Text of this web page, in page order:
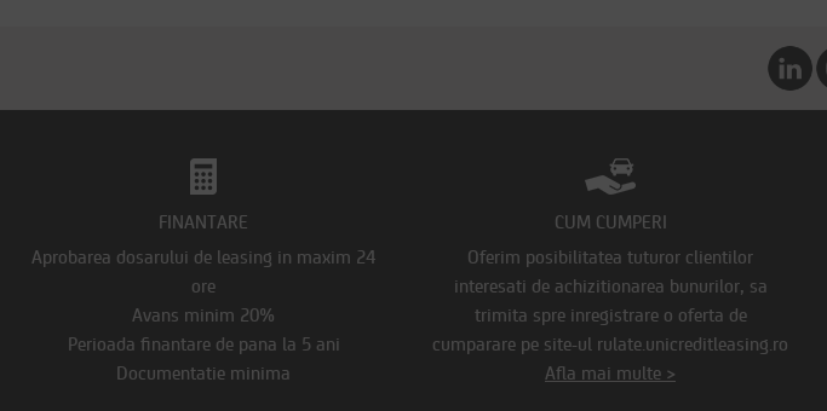
FINANTARE
Aprobarea dosarului de leasing in maxim 24
ore
Avans minim 20%
Perioada finantare de pana la 5 ani
Documentatie minima
CUM CUMPERI
Oferim posibilitatea tuturor clientilor
interesati de achizitionarea bunurilor, sa
trimita spre inregistrare o oferta de
cumparare pe site-ul rulate.unicreditleasing.ro
Afla mai multe >